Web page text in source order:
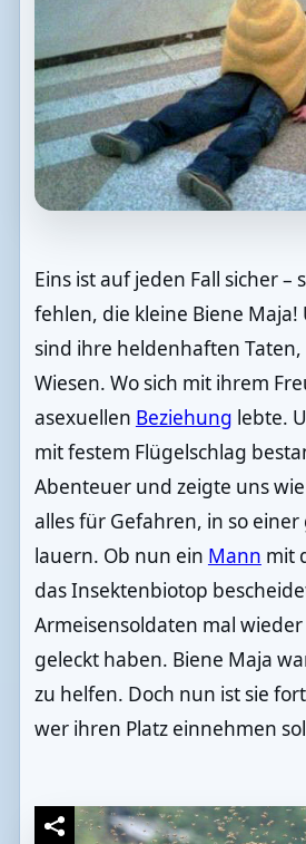
Eins ist auf jeden Fall sicher –
fehlen, die kleine Biene Maja!
sind ihre heldenhaften
Wiesen. Wo sich mit ihrem
asexuellen Beziehung lebte.
mit festem Flügelschlag
Abenteuer und zeigte uns
alles für Gefahren, in so einer
lauern. Ob nun ein Mann mit
das Insektenbiotop
Armeisensoldaten mal
geleckt haben. Biene Maja
zu helfen. Doch nun ist sie
wer ihren Platz einnehmen